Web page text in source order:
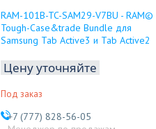
RAM-101B-TC-SAM29-V7BU - RAM©
Tough-Case&trade Bundle для
Samsung Tab Active3 и Tab Active2
Цену уточняйте
Под заказ
+7 (777) 828-56-05